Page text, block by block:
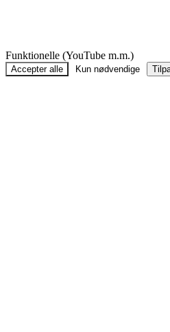
Funktionelle (YouTube m.m.)
Accepter alle Kun nødvendige